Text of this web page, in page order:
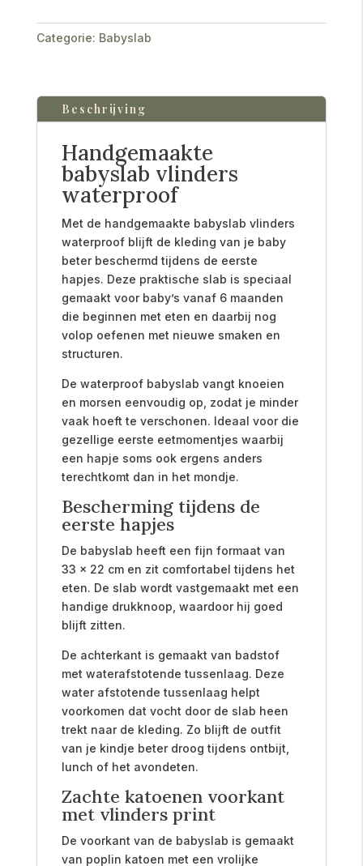
Categorie: Babyslab
Beschrijving
Handgemaakte
babyslab vlinders
waterproof
Met de handgemaakte babyslab vlinders
waterproof blijft de kleding van je baby
beter beschermd tijdens de eerste
hapjes. Deze praktische slab is speciaal
gemaakt voor baby’s vanaf 6 maanden
die beginnen met eten en daarbij nog
volop oefenen met nieuwe smaken en
structuren.
De waterproof babyslab vangt knoeien
en morsen eenvoudig op, zodat je minder
vaak hoeft te verschonen. Ideaal voor die
gezellige eerste eetmomentjes waarbij
een hapje soms ook ergens anders
terechtkomt dan in het mondje.
Bescherming tijdens de
eerste hapjes
De babyslab heeft een fijn formaat van
33 x 22 cm en zit comfortabel tijdens het
eten. De slab wordt vastgemaakt met een
handige drukknoop, waardoor hij goed
blijft zitten.
De achterkant is gemaakt van badstof
met waterafstotende tussenlaag. Deze
water afstotende tussenlaag helpt
voorkomen dat vocht door de slab heen
trekt naar de kleding. Zo blijft de outfit
van je kindje beter droog tijdens ontbijt,
lunch of het avondeten.
Zachte katoenen voorkant
met vlinders print
De voorkant van de babyslab is gemaakt
van poplin katoen met een vrolijke